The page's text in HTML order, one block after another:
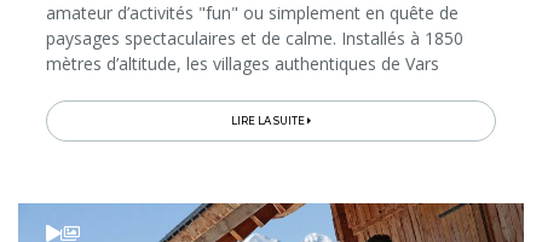
amateur d’activités "fun" ou simplement en quête de
paysages spectaculaires et de calme. Installés à 1850
mètres d’altitude, les villages authentiques de Vars
pompes, avec un concert...LIRE LA SUITE